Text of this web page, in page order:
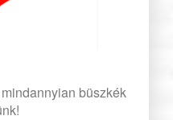
büszkék